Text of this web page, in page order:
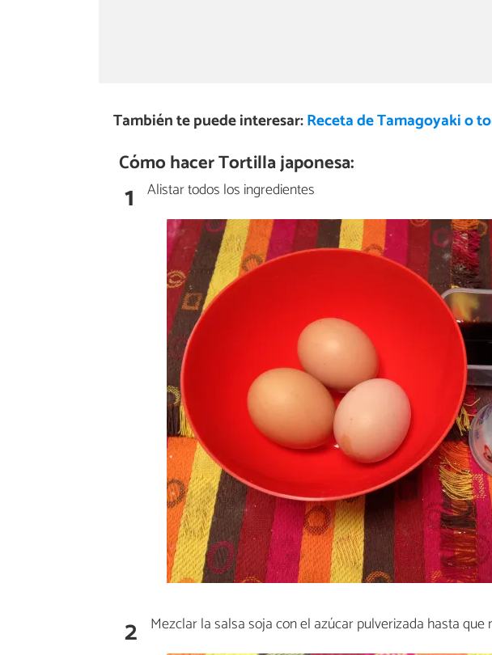
También te puede interesar:Receta de Tamagoyaki o
Cómo hacer Tortilla japonesa:
1 Alistar todos los ingredientes
2 Mezclar la salsa soja con el azúcar pulverizada hasta que